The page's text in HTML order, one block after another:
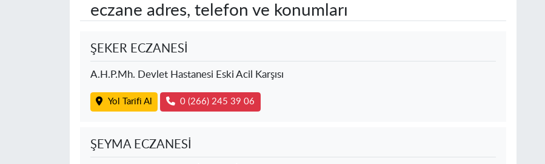
eczane adres, telefon ve konumları
ŞEKER ECZANESİ
A.H.P.Mh. Devlet Hastanesi Eski Acil Karşısı
Yol Tarifi Al 0 (266) 245 39 06
ŞEYMA ECZANESİ